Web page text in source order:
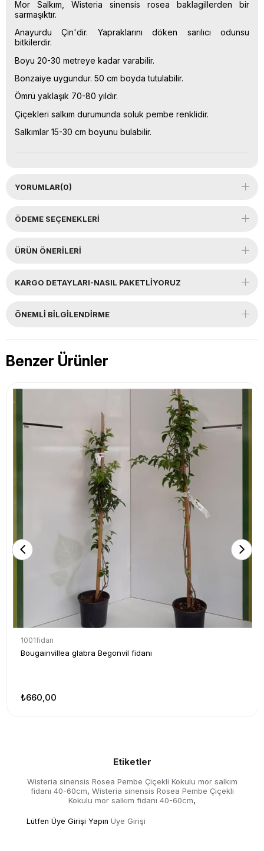
Mor Salkım, Wisteria sinensis rosea baklagillerden bir
sarmaşıktır.
Anayurdu Çin'dir. Yapraklarını döken sarılıcı odunsu
bitkilerdir.
Boyu 20-30 metreye kadar varabilir.
Bonzaiye uygundur. 50 cm boyda tutulabilir.
Ömrü yaklaşık 70-80 yıldır.
Çiçekleri salkım durumunda soluk pembe renklidir.
Salkımlar 15-30 cm boyunu bulabilir.
YORUMLAR(0)
ÖDEME SEÇENEKLERI
ÜRÜN ÖNERILERI
KARGO DETAYLARI-NASIL PAKETLİYORUZ
ÖNEMLI BILGILENDIRME
Benzer Ürünler
1001fidan
Bougainvillea glabra Begonvil fidanı
₺660,00
Etiketler
Wisteria sinensis Rosea Pembe Çiçekli Kokulu mor salkım
fidanı 40-60cm, Wisteria sinensis Rosea Pembe Çiçekli
Kokulu mor salkım fidanı 40-60cm,
Lütfen Üye Girişi Yapın Üye Girişi